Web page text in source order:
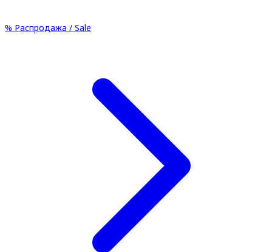
% Распродажа / Sale